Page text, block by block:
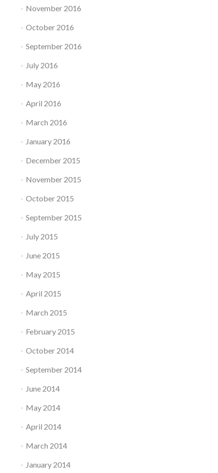
November 2016
October 2016
September 2016
July 2016
May 2016
April 2016
March 2016
January 2016
December 2015
November 2015
October 2015
September 2015
July 2015
June 2015
May 2015
April 2015
March 2015
February 2015
October 2014
September 2014
June 2014
May 2014
April 2014
March 2014
January 2014